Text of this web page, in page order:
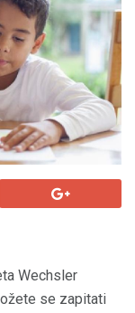
Wechsler
se zapitati